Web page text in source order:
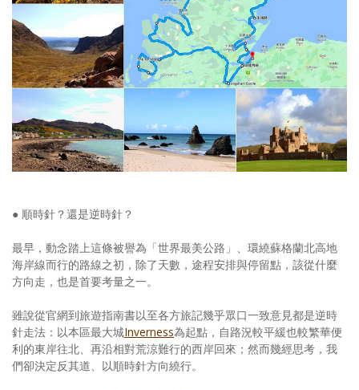
● 順時針？還是逆時針？
最早，動念踏上這條被譽為「世界最美公路」、環繞蘇格蘭北高地
海岸線而行的路線之初，除了天數，途程安排與停留點，該從什麼
方向走，也是首要考量之一。
雖說從官網到旅遊指南書以至各方旅記幾乎眾口一致意見都是逆時
針走法：以本區最大城Inverness為起點，自路況較平緩也較繁華便
利的東岸往北、再沿相對荒涼難行的西岸回來；然而幾經思考，我
們卻決定反其道、以順時針方向繞行。